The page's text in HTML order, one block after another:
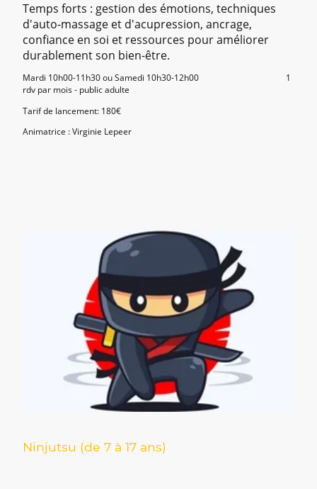
Temps forts : gestion des émotions, techniques
d'auto-massage et d'acupression, ancrage,
confiance en soi et ressources pour améliorer
durablement son bien-être.
Mardi 10h00-11h30 ou Samedi 10h30-12h00 1
rdv par mois - public adulte
Tarif de lancement: 180€
Animatrice : Virginie Lepeer
Ninjutsu (de 7 à 17 ans)